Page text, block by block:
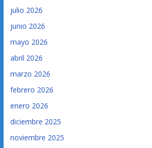
julio 2026
junio 2026
mayo 2026
abril 2026
marzo 2026
febrero 2026
enero 2026
diciembre 2025
noviembre 2025